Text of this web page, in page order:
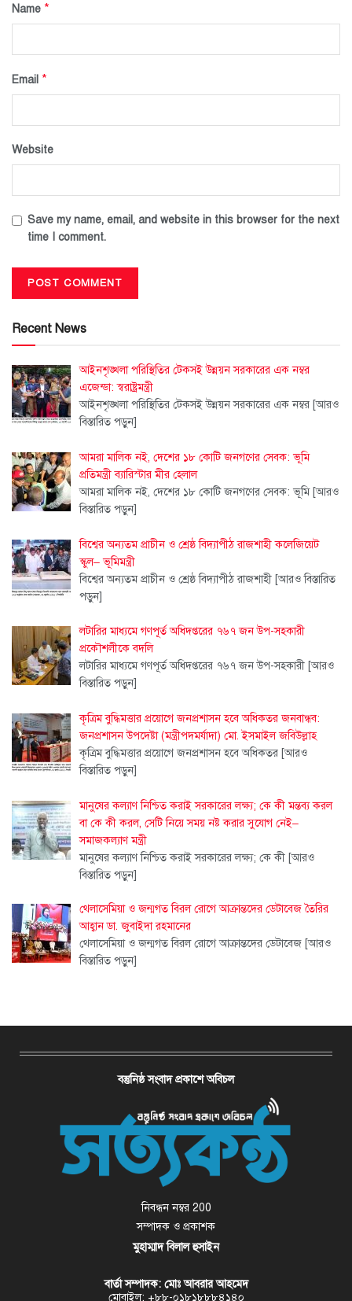
Name *
Email *
Website
Save my name, email, and website in this browser for the next
time I comment.
Recent News
আইনশৃঙ্খলা পরিস্থিতির টেকসই উন্নয়ন সরকারের এক নম্বর
এজেন্ডা: স্বরাষ্ট্রমন্ত্রী
আইনশৃঙ্খলা পরিস্থিতির টেকসই উন্নয়ন সরকারের এক নম্বর [আরও
বিস্তারিত পড়ুন]
আমরা মালিক নই, দেশের ১৮ কোটি জনগণের সেবক: ভূমি
প্রতিমন্ত্রী ব্যারিস্টার মীর হেলাল
আমরা মালিক নই, দেশের ১৮ কোটি জনগণের সেবক: ভূমি [আরও
বিস্তারিত পড়ুন]
বিশ্বের অন্যতম প্রাচীন ও শ্রেষ্ঠ বিদ্যাপীঠ রাজশাহী কলেজিয়েট
স্কুল– ভূমিমন্ত্রী
বিশ্বের অন্যতম প্রাচীন ও শ্রেষ্ঠ বিদ্যাপীঠ রাজশাহী [আরও বিস্তারিত
পড়ুন]
লটারির মাধ্যমে গণপূর্ত অধিদপ্তরের ৭৬৭ জন উপ-সহকারী
প্রকৌশলীকে বদলি
লটারির মাধ্যমে গণপূর্ত অধিদপ্তরের ৭৬৭ জন উপ-সহকারী [আরও
বিস্তারিত পড়ুন]
কৃত্রিম বুদ্ধিমত্তার প্রয়োগে জনপ্রশাসন হবে অধিকতর জনবান্ধব:
জনপ্রশাসন উপদেষ্টা (মন্ত্রীপদমর্যাদা) মো. ইসমাইল জবিউল্লাহ
কৃত্রিম বুদ্ধিমত্তার প্রয়োগে জনপ্রশাসন হবে অধিকতর [আরও
বিস্তারিত পড়ুন]
মানুষের কল্যাণ নিশ্চিত করাই সরকারের লক্ষ্য; কে কী মন্তব্য করল
বা কে কী করল, সেটি নিয়ে সময় নষ্ট করার সুযোগ নেই–
সমাজকল্যাণ মন্ত্রী
মানুষের কল্যাণ নিশ্চিত করাই সরকারের লক্ষ্য; কে কী [আরও
বিস্তারিত পড়ুন]
থেলাসেমিয়া ও জন্মগত বিরল রোগে আক্রান্তদের ডেটাবেজ তৈরির
আহ্বান ডা. জুবাইদা রহমানের
থেলাসেমিয়া ও জন্মগত বিরল রোগে আক্রান্তদের ডেটাবেজ [আরও
বিস্তারিত পড়ুন]
বস্তুনিষ্ঠ সংবাদ প্রকাশে অবিচল
নিবন্ধন নম্বর 200
সম্পাদক ও প্রকাশক
মুহাম্মাদ বিলাল হুসাইন
বার্তা সম্পাদক: মোঃ আবরার আহমেদ
মোবাইল: +৮৮-০১৮১৮৮৮৪১৪০